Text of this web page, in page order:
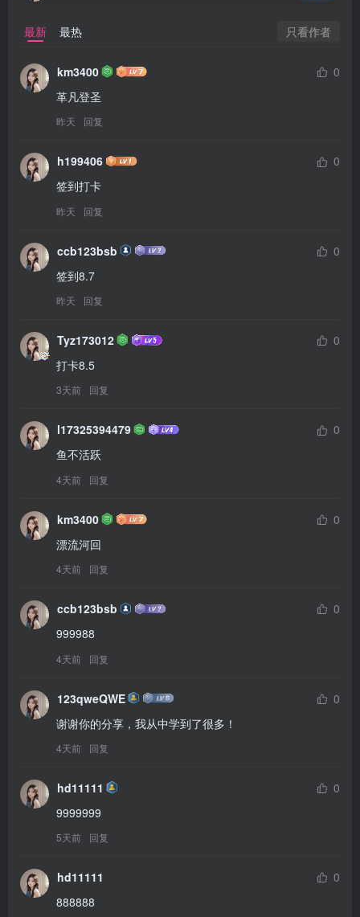
最新 最热 只看作者
km3400
0
革凡登圣
昨天 回复
h199406
0
签到打卡
昨天 回复
ccb123bsb
0
签到8.7
昨天 回复
Tyz173012
0
打卡8.5
3天前 回复
l17325394479
0
鱼不活跃
4天前 回复
km3400
0
漂流河回
4天前 回复
ccb123bsb
0
999988
4天前 回复
123qweQWE
0
谢谢你的分享，我从中学到了很多！
4天前 回复
hd11111
0
9999999
5天前 回复
hd11111
0
888888